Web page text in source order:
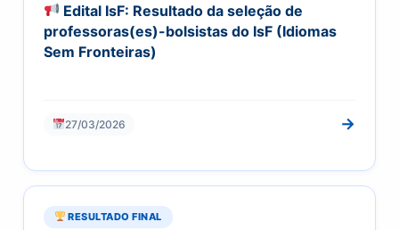
Edital IsF: Resultado da seleção de
professoras(es)-bolsistas do IsF (Idiomas
Sem Fronteiras)
27/03/2026 →
RESULTADO FINAL